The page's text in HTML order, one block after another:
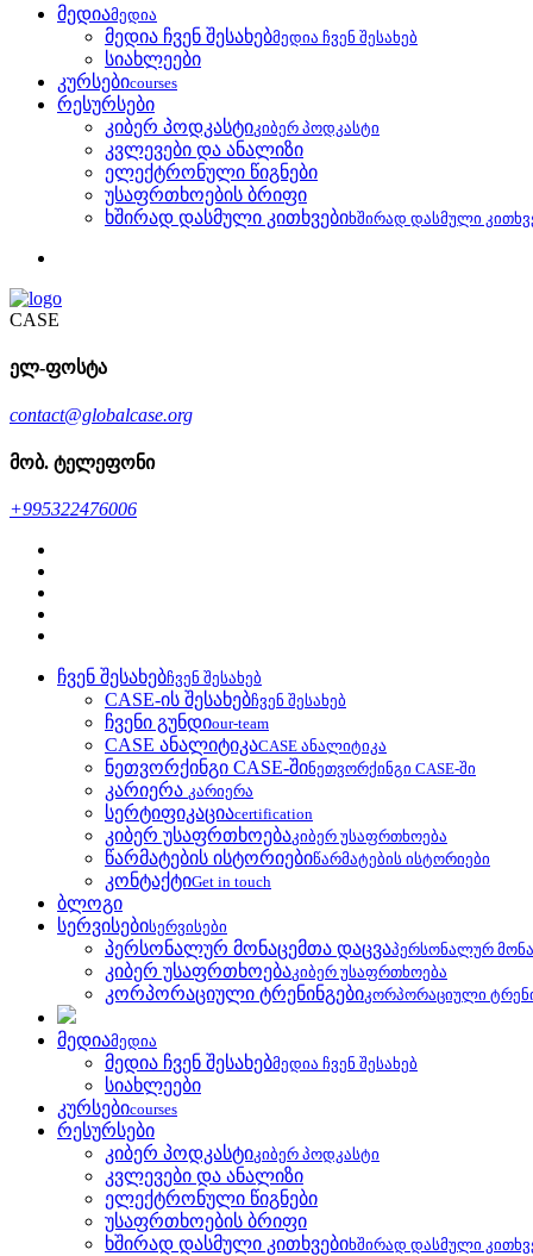
მედიამედია
მედია ჩვენ შესახებმედია ჩვენ შესახებ
სიახლეები
კურსებიcourses
რესურსები
კიბერ პოდკასტიკიბერ პოდკასტი
კვლევები და ანალიზი
ელექტრონული წიგნები
უსაფრთხოების ბრიფი
ხშირად დასმული კითხვებიხშირად დასმული
CASE
ელ-ფოსტა
contact@globalcase.org
მობ. ტელეფონი
+995322476006
ჩვენ შესახებჩვენ შესახებ
CASE-ის შესახებჩვენ შესახებ
ჩვენი გუნდიour-team
CASE ანალიტიკაCASE ანალიტიკა
ნეთვორქინგი CASE-შინეთვორქინგი CASE-ში
კარიერა კარიერა
სერტიფიკაციაcertification
კიბერ უსაფრთხოებაკიბერ უსაფრთხოება
წარმატების ისტორიებიწარმატების ისტორიები
კონტაქტიGet in touch
ბლოგი
სერვისებისერვისები
პერსონალურ მონაცემთა დაცვაპერსონალურ
კიბერ უსაფრთხოებაკიბერ უსაფრთხოება
კორპორაციული ტრენინგებიკორპორაციული
მედიამედია
მედია ჩვენ შესახებმედია ჩვენ შესახებ
სიახლეები
კურსებიcourses
რესურსები
კიბერ პოდკასტიკიბერ პოდკასტი
კვლევები და ანალიზი
ელექტრონული წიგნები
უსაფრთხოების ბრიფი
ხშირად დასმული კითხვებიხშირად დასმული